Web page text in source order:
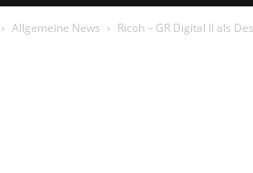
Allgemeine News Ricoh – GR Digital II als